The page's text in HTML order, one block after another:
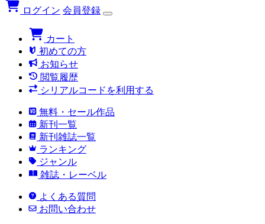
ログイン 会員登録
カート
初めての方
お知らせ
閲覧履歴
シリアルコードを利用する
無料・セール作品
新刊一覧
新刊雑誌一覧
ランキング
ジャンル
雑誌・レーベル
よくある質問
お問い合わせ